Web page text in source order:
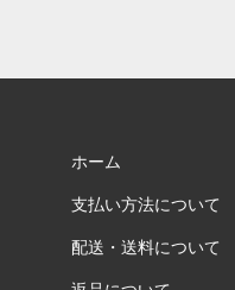
ホーム
支払い方法について
配送・送料について